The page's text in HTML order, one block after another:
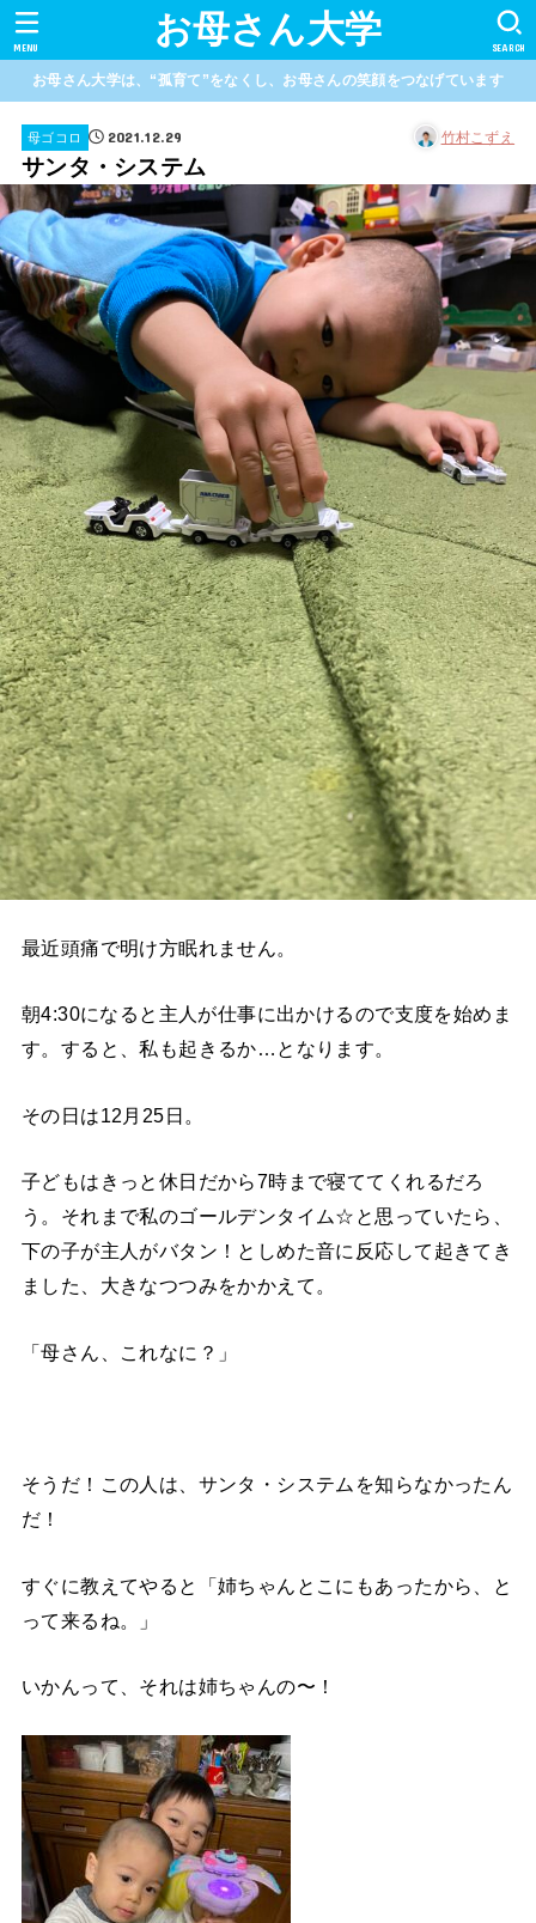
お母さん大学 SEARCH
MENU
お母さん大学は、“孤育て”をなくし、お母さんの笑顔をつなげています
母ゴコロ 2021.12.29 竹村こずえ
サンタ・システム
最近頭痛で明け方眠れません。
朝4:30になると主人が仕事に出かけるので支度を始めま
す。すると、私も起きるか…となります。
その日は12月25日。
子どもはきっと休日だから7時まで寝ててくれるだろ
う。それまで私のゴールデンタイム☆と思っていたら、
下の子が主人がバタン！としめた音に反応して起きてき
ました、大きなつつみをかかえて。
「母さん、これなに？」
そうだ！この人は、サンタ・システムを知らなかったん
だ！
すぐに教えてやると「姉ちゃんとこにもあったから、と
って来るね。」
いかんって、それは姉ちゃんの〜！